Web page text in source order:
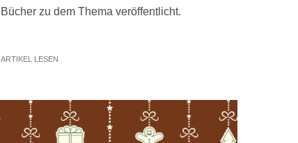
Bücher zu dem Thema veröffentlicht.
ARTIKEL LESEN